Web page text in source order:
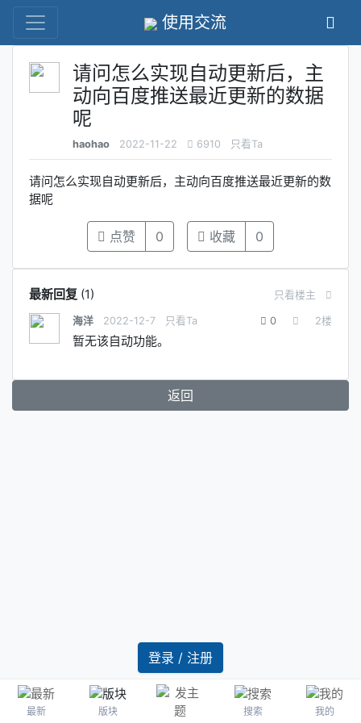
最新 版块 搜索 我的
登录 / 注册
使用交流
请问怎么实现自动更新后，主
动向百度推送最近更新的数据
呢
haohao 2022-11-22 6910 只看Ta
请问怎么实现自动更新后，主动向百度推送最近更新的数
据呢
点赞 0 收藏 0
最新回复 (1) 只看楼主
海洋 2022-12-7 只看Ta 0 2楼
暂无该自动功能。
返回